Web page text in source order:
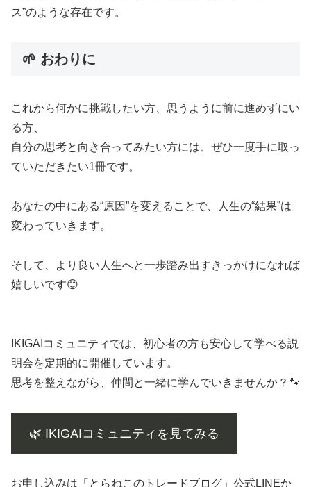
ス”のような存在です。
🌱 おわりに
これから何かに挑戦したい方、思うように前に進めずにい
る方、
自分の思考と向き合ってみたい方には、ぜひ一度手に取っ
ていただきたい1冊です。
あなたの中にある“原因”を変えることで、人生の“結果”は
変わっていきます。
そして、より良い人生へと一歩踏み出すきっかけになれば
嬉しいです😊
IKIGAIコミュニティでは、初心者の方も安心して学べる説
明会を定期的に開催しています。
思考を整えながら、仲間と一緒に学んでいきませんか？🐾
🌿 IKIGAIコミュニティを見てみる
お申し込みは「とらねこのトレードブログ」公式LINEか